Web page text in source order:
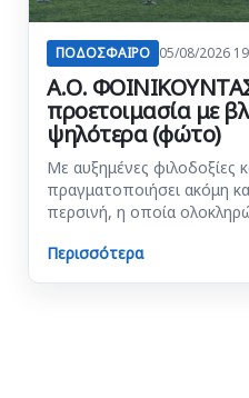
ΠΟΔΟΣΦΑΙΡΟ 05/08/2026
Α.Ο.
προετοιμασία με
ψηλότερα (φώτο)
Με αυξημένες φιλοδοξίες
πραγματοποιήσει ακόμη
περσινή, η οποία
Περισσότερα